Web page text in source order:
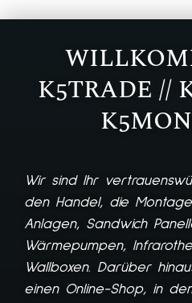
K5TRADE //
Wir sind Ihr
den Handel, die
Anlagen, Sandwich
Wärmepumpen,
Wallboxen. Darüber
einen Online-Shop, in